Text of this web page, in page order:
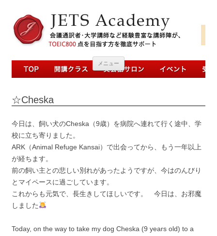
メニュー コンテンツへ移動
☆Cheska
今日は、飼い犬のCheska（9歳）を病院へ連れて行く途中、学
校に立ち寄りました。
ARK（Animal Refuge Kansai）で出会ってから、もう一年以上
が経ちます。
前の飼い主との悲しい別れがあったようですが、今はのんびり
とマイペースに過ごしています。
これからも元気で、長生きしてほしいです。 今日は、お邪魔
しました
Today, on the way to take my dog Cheska (9 years old) to a